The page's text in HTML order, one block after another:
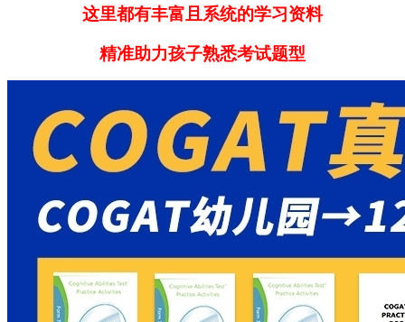
这里都有丰富且系统的学习资料
精准助力孩子熟悉考试题型